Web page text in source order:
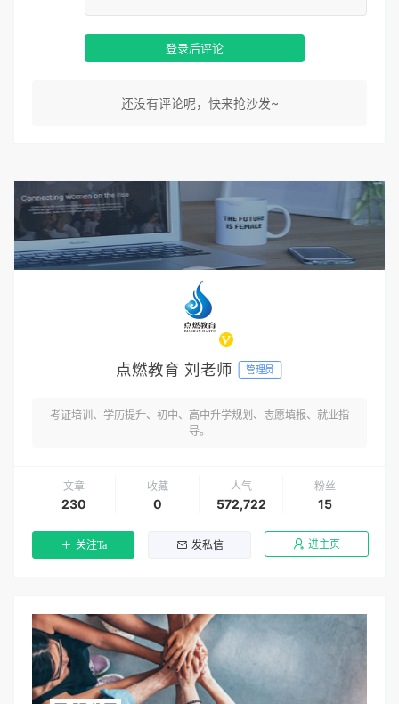
登录后评论
还没有评论呢，快来抢沙发~
点燃教育 刘老师 管理员
考证培训、学历提升、初中、高中升学规划、志愿填报、就业指
导。
文章
230
收藏
0
人气
572,722
粉丝
15
关注Ta 发私信 进主页